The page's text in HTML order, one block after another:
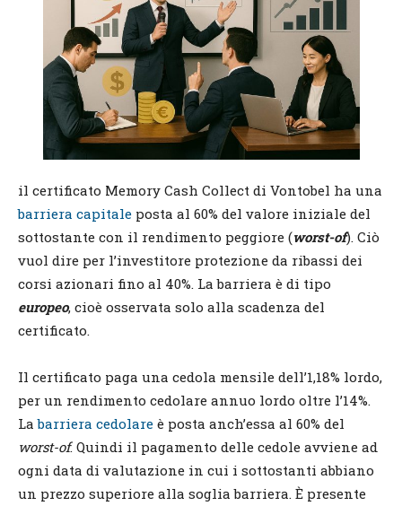
il certificato Memory Cash Collect di Vontobel ha una
barriera capitale posta al 60% del valore iniziale del
sottostante con il rendimento peggiore (worst-of). Ciò
vuol dire per l’investitore protezione da ribassi dei
corsi azionari fino al 40%. La barriera è di tipo
europeo, cioè osservata solo alla scadenza del
certificato.
Il certificato paga una cedola mensile dell’1,18% lordo,
per un rendimento cedolare annuo lordo oltre l’14%.
Labarriera cedolare è posta anch’essa al 60% del
worst-of. Quindi il pagamento delle cedole avviene ad
ogni data di valutazione in cui i sottostanti abbiano
un prezzo superiore alla soglia barriera. È presente